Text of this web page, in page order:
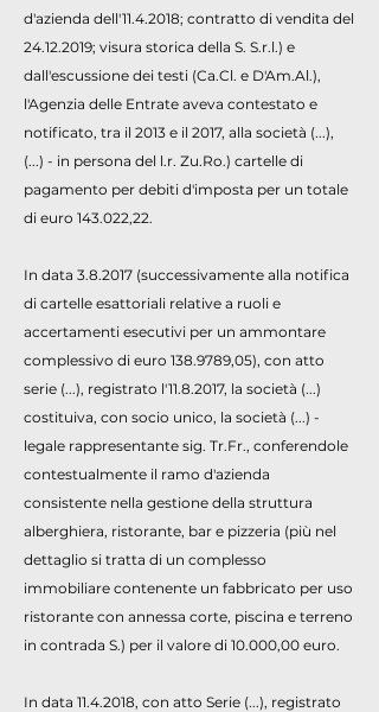
d'azienda dell'11.4.2018; contratto di vendita del
24.12.2019; visura storica della S. S.r.l.) e
dall'escussione dei testi (Ca.Cl. e D'Am.Al.),
l'Agenzia delle Entrate aveva contestato e
notificato, tra il 2013 e il 2017, alla società (...),
(...) - in persona del l.r. Zu.Ro.) cartelle di
pagamento per debiti d'imposta per un totale
di euro 143.022,22.
In data 3.8.2017 (successivamente alla notifica
di cartelle esattoriali relative a ruoli e
accertamenti esecutivi per un ammontare
complessivo di euro 138.9789,05), con atto
serie (...), registrato l'11.8.2017, la società (...)
costituiva, con socio unico, la società (...) -
legale rappresentante sig. Tr.Fr., conferendole
contestualmente il ramo d'azienda
consistente nella gestione della struttura
alberghiera, ristorante, bar e pizzeria (più nel
dettaglio si tratta di un complesso
immobiliare contenente un fabbricato per uso
ristorante con annessa corte, piscina e terreno
in contrada S.) per il valore di 10.000,00 euro.
In data 11.4.2018, con atto Serie (...), registrato